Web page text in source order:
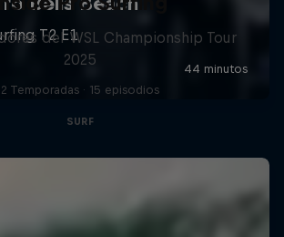
del WSL Championship Tour
2025
2 Temporadas · 15 episodios
SURF